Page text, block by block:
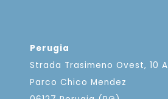
Perugia
Strada Trasimeno Ovest, 10 A
Parco Chico Mendez